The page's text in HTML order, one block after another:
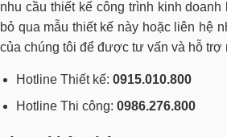
nhu cầu thiết kế công trình kinh
bỏ qua mẫu thiết kế này hoặc liên hệ
của chúng tôi để được tư vấn và hỗ trợ
Hotline Thiết kế: 0915.010.800
Hotline Thi công: 0986.276.800